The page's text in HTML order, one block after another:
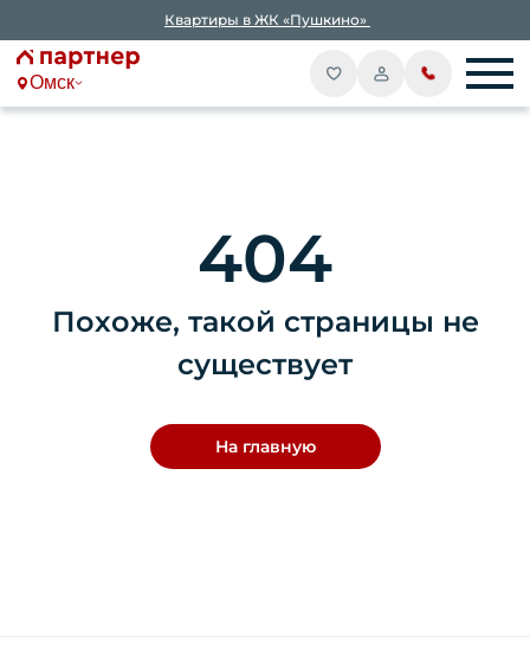
Квартиры в ЖК «Пушкино»
Омск
404
Похоже, такой страницы не
существует
На главную